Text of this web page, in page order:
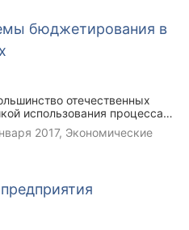
бюджетирования в
отечественных
использования процесса
деятельности
и полезности
2017, Экономические